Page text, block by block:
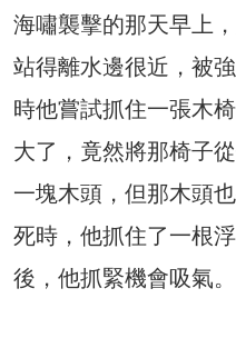
海嘯襲擊的那天早上
站得離水邊很近，被
時他嘗試抓住一張木
大了，竟然將那椅子
一塊木頭，但那木頭
死時，他抓住了一根
後，他抓緊機會吸氣。